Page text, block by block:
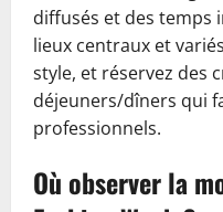
diffusés et des temps
lieux centraux et
style, et réservez des
déjeuners/dîners qui
professionnels.
Où observer la